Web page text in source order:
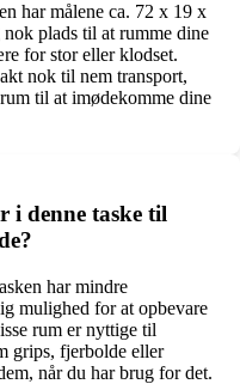
har målene ca. 72 x 19 x
plads til at rumme dine
for stor eller klodset.
nok til nem transport,
til at imødekomme dine
i denne taske til
har mindre
mulighed for at opbevare
rum er nyttige til
grips, fjerbolde eller
når du har brug for det.